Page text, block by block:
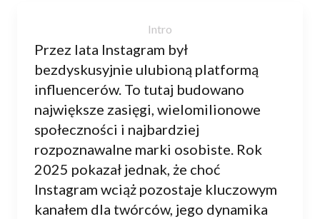
Przez lata Instagram był
bezdyskusyjnie ulubioną platformą
influencerów. To tutaj budowano
największe zasięgi, wielomilionowe
społeczności i najbardziej
rozpoznawalne marki osobiste. Rok
2025 pokazał jednak, że choć
Instagram wciąż pozostaje kluczowym
kanałem dla twórców, jego dynamika